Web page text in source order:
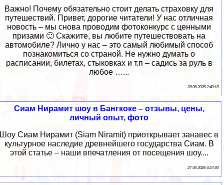
Важно! Почему обязательно стоит делать страховку для
путешествий. Привет, дорогие читатели! У нас отличная
новость – мы снова проводим фотоконкурс с ценными
призами 🙂 Скажите, вы любите путешествовать на
автомобиле? Лично у нас – это самый любимый способ
познакомиться со страной. Не нужно думать о
расписании, билетах, стыковках и т.п – садись за руль в
любое …...
28 06 2026 2:40:18
Сиам Нирамит шоу в Бангкоке – отзывы, цены,
личный опыт, фото
Шоу Сиам Нирамит (Siam Niramit) приоткрывает занавес в
культурное наследие древнейшего государства Сиам. В
этой статье – наши впечатления от посещения шоу....
27 06 2026 4:27:44